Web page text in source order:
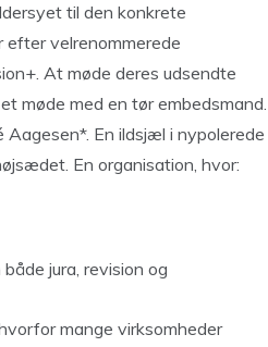
til den konkrete
efter velrenommerede
At møde deres udsendte
møde med en tør embedsmand.
En ildsjæl i nypolerede
En organisation, hvor:
jura, revision og
mange virksomheder